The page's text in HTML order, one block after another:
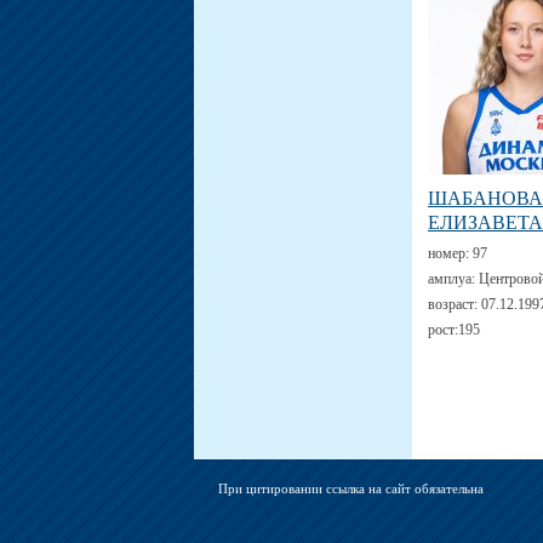
ШАБАНОВА
ЕЛИЗАВЕТА
номер: 97
амплуа:
возраст:
рост:195
При цитировании ссылка на сайт обязательна